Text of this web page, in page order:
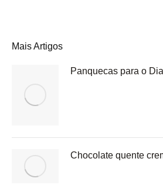
Mais Artigos
Panquecas para o
Chocolate quente